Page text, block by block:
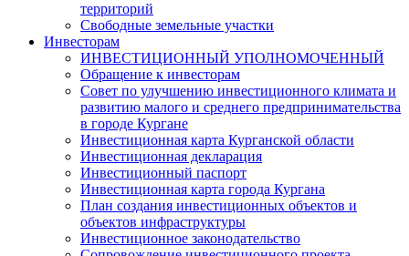
территорий
Свободные земельные участки
Инвесторам
ИНВЕСТИЦИОННЫЙ УПОЛНОМОЧЕННЫЙ
Обращение к инвесторам
Совет по улучшению инвестиционного климата и
развитию малого и среднего предпринимательства
в городе Кургане
Инвестиционная карта Курганской области
Инвестиционная декларация
Инвестиционный паспорт
Инвестиционная карта города Кургана
План создания инвестиционных объектов и
объектов инфраструктуры
Инвестиционное законодательство